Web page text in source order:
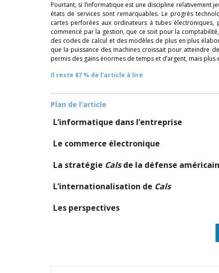
Pourtant, si l’informatique est une discipline relativement
états de services sont remarquables. Le progrès
cartes perforées aux ordinateurs à tubes
commencé par la gestion, que ce soit pour la
des codes de calcul et des modèles de plus en plus
que la puissance des machines croissait pour atteindre
permis des gains énormes de temps et d’argent, mais
Il reste 87 % de l'article à lire
Plan de l'article
L’informatique dans l’entreprise
Le commerce électronique
La stratégie Calsde la défense
L’internationalisation de Cals
Les perspectives